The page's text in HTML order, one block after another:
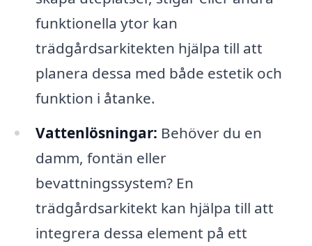
funktionella ytor kan
trädgårdsarkitekten hjälpa till att
planera dessa med både estetik och
funktion i åtanke.
Vattenlösningar: Behöver du en
damm, fontän eller
bevattningssystem? En
trädgårdsarkitekt kan hjälpa till att
integrera dessa element på ett